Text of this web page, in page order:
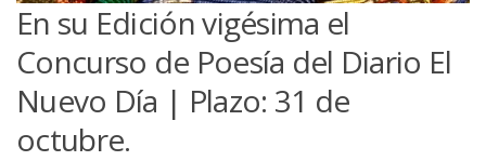
En su Edición vigésima el
Concurso de Poesía del Diario El
Nuevo Día | Plazo: 31 de
octubre.